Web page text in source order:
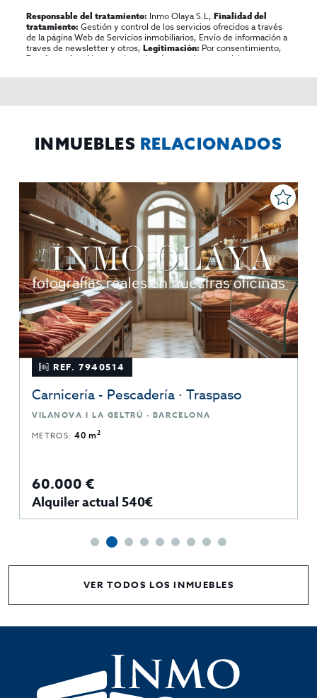
Responsable del tratamiento: Inmo Olaya S.L,Finalidad del
tratamiento: Gestión y control de los servicios ofrecidos a través
de la página Web de Servicios inmobiliarios, Envío de información a
traves de newsletter y otros,Legitimación: Por consentimiento,
Destinatarios:
No se cederan los datos, salvo para elaborar
rectificar y suprimir los datos, solicitar la portabilidad de los
INMUEBLES RELACIONADOS
REF. 7940514
Carnicería - Pescadería · Traspaso
VILANOVA I LA GELTRÚ · BARCELONA
METROS:40 m2
60.000 €
Alquiler actual 540€
VER TODOS LOS INMUEBLES